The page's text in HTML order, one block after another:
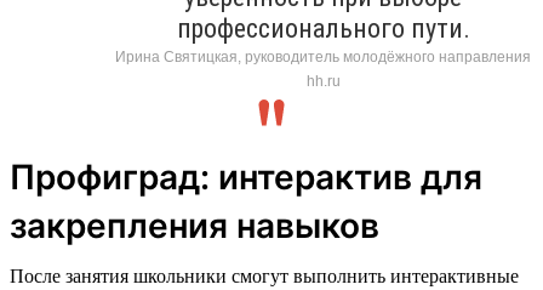
профессионального пути.
Ирина Святицкая, руководитель молодёжного направления
hh.ru
Профиград: интерактив для
закрепления навыков
После занятия школьники смогут выполнить интерактивные